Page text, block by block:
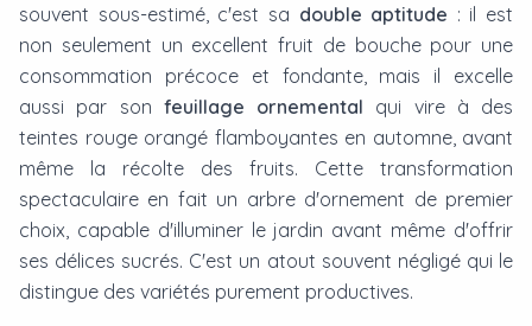
souvent sous-estimé, c'est sa double aptitude : il est
non seulement un excellent fruit de bouche pour une
consommation précoce et fondante, mais il excelle
aussi par son feuillage ornemental qui vire à des
teintes rouge orangé flamboyantes en automne, avant
même la récolte des fruits. Cette transformation
spectaculaire en fait un arbre d'ornement de premier
choix, capable d'illuminer le jardin avant même d'offrir
ses délices sucrés. C'est un atout souvent négligé qui le
distingue des variétés purement productives.